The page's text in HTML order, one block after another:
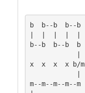
b  b--b  b--b
b--b  b--b  b
x  x  x  x b/m
m--m--m--m--m